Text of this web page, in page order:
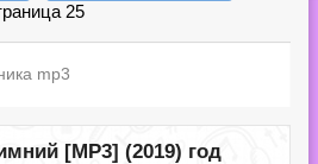
25
[MP3] (2019) год